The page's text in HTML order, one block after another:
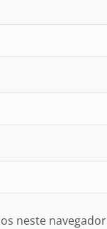
neste